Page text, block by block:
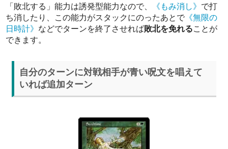
「敗北する」能力は誘発型能力なので、 《もみ消し》 で打
ち消したり、この能力がスタックにのったあとで 《無限の
日時計》 などでターンを終了させれば敗北を免れることが
できます。
自分のターンに対戦相手が青い呪文を唱えて
いれば追加ターン